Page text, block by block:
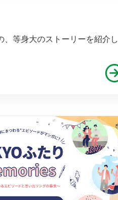
、等身大のストーリーを紹介し